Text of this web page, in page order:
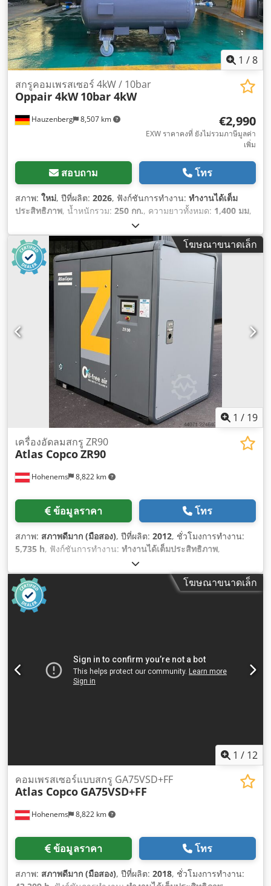
1 /8
Hauzenberg 8,507 km
สกรูคอมเพรสเซอร์ 4kW / 10bar
Oppair 4kW 10bar 4kW
€2,990
EXW ราคาคงที่ ยังไม่รวมภาษีมูลค่า
เพิ่ม
สอบถาม โทร
สภาพ: ใหม่, ปีที่ผลิต: 2026, ฟังก์ชันการทำงาน: ทำงานได้เต็ม
ประสิทธิภาพ, น้ำหนักรวม: 250 กก., ความยาวทั้งหมด: 1,400 มม,
, ความสูงรวม:
วัตต์ (5.44 แรงม้า), ความดันใช้งาน:10 แท่ง, ความดัน (ต่ำสุด):6
แท่ง, แรงดัน (สูงสุด):10 แท่ง, ระดับเสียงรบกวน:55 เดซิเบล
(dB), ประเภทการระบายความร้อน: อากาศ
มีแผ่นป้าย
ประเภท, เครื่องอบแห้งสารทำความเย็น, เอกสารประกอบ / คู่มือ
โฆษณาขนาดเล็ก
1 / 19
Hohenems 8,822 km
เครื่องอัดลมสกรู ZR90
Atlas CopcoZR90
ข้อมูลราคา โทร
สภาพ: สภาพดีมาก (มือสอง), ปีที่ผลิต: 2012, ชั่วโมงการทำงาน:
5,735 h, ฟังก์ชันการทำงาน: ทำงานได้เต็มประสิทธิภาพ,
โฆษณาขนาดเล็ก
1 / 12
Hohenems 8,822 km
คอมเพรสเซอร์แบบสกรู GA75VSD+FF
Atlas Copco GA75VSD+FF
ข้อมูลราคา โทร
สภาพ: สภาพดีมาก (มือสอง), ปีที่ผลิต: 2018, ชั่วโมงการทำงาน: